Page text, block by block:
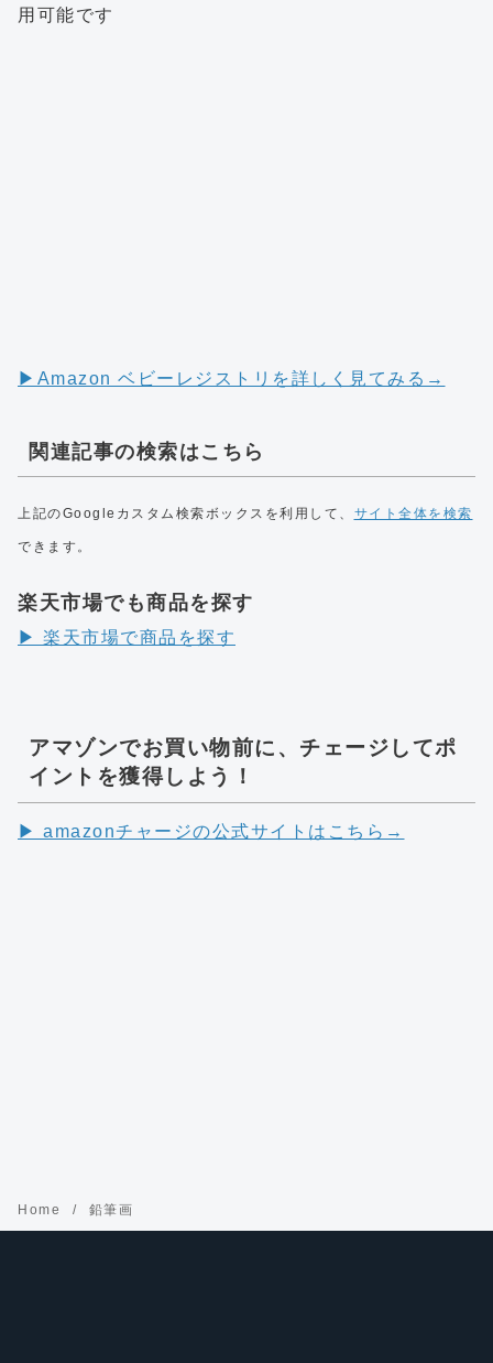
用可能です
▶︎Amazon ベビーレジストリを詳しく見てみる→
関連記事の検索はこちら
上記のGoogleカスタム検索ボックスを利用して、 サイト全体を検索
できます。
楽天市場でも商品を探す
▶︎ 楽天市場で商品を探す
アマゾンでお買い物前に、チェージしてポ
イントを獲得しよう！
▶︎ amazonチャージの公式サイトはこちら→
Home 鉛筆画